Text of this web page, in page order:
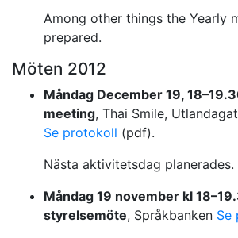
Among other things the Yearly
prepared.
Möten 2012
Måndag December 19,
meeting, Thai Smile,
Se protokoll (pdf).
Nästa aktivitetsdag planerades.
Måndag 19 november kl
styrelsemöte, Språkbanken Se